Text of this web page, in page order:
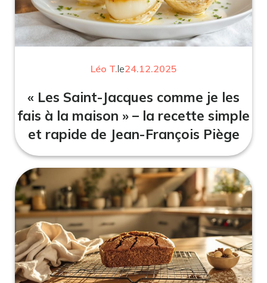
Léo T.le24.12.2025
« Les Saint-Jacques comme je les
fais à la maison » – la recette simple
et rapide de Jean-François Piège